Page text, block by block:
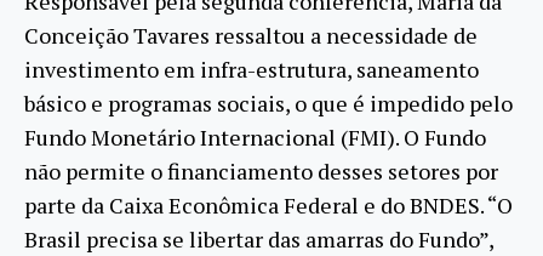
Conceição Tavares ressaltou a necessidade de
investimento em infra-estrutura, saneamento
básico e programas sociais, o que é impedido pelo
Fundo Monetário Internacional (FMI). O Fundo
não permite o financiamento desses setores por
parte da Caixa Econômica Federal e do BNDES. “O
Brasil precisa se libertar das amarras do Fundo”,